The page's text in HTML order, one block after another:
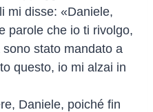
mi disse: «Daniele,
parole che io ti rivolgo,
stato mandato a
questo, io mi alzai in
Daniele, poiché fin